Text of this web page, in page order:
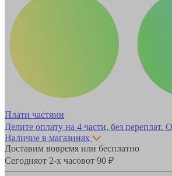
Плати частями
Делите оплату на 4 части, без переплат.
Наличие в магазинах
Доставим вовремя или бесплатно
Сегодняот 2-х часовот 90 ₽